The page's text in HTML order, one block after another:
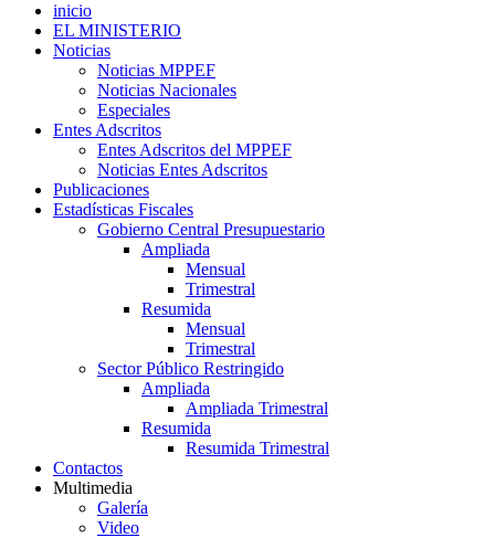
inicio
EL MINISTERIO
Noticias
Noticias MPPEF
Noticias Nacionales
Especiales
Entes Adscritos
Entes Adscritos del MPPEF
Noticias Entes Adscritos
Publicaciones
Estadísticas Fiscales
Gobierno Central Presupuestario
Ampliada
Mensual
Trimestral
Resumida
Mensual
Trimestral
Sector Público Restringido
Ampliada
Ampliada Trimestral
Resumida
Resumida Trimestral
Contactos
Multimedia
Galería
Video